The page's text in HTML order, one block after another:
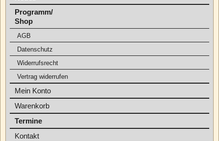
Programm/
Shop
AGB
Datenschutz
Widerrufsrecht
Vertrag widerrufen
Mein Konto
Warenkorb
Termine
Kontakt